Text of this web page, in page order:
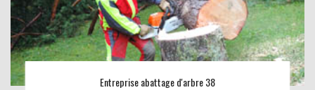
Entreprise abattage d'arbre 38